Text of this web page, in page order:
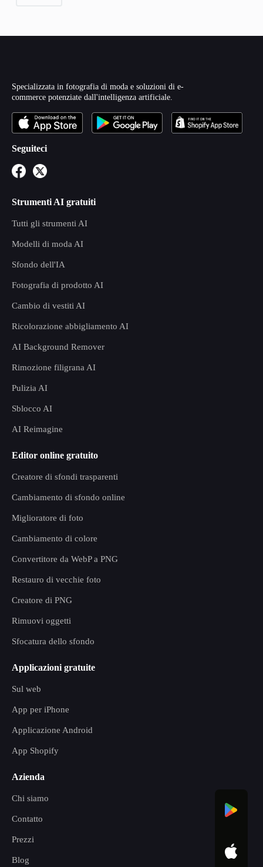
Specializzata in fotografia di moda e soluzioni di e-
commerce potenziate dall'intelligenza artificiale.
Seguiteci
Strumenti AI gratuiti
Tutti gli strumenti AI
Modelli di moda AI
Sfondo dell'IA
Fotografia di prodotto AI
Cambio di vestiti AI
Ricolorazione abbigliamento AI
AI Background Remover
Rimozione filigrana AI
Pulizia AI
Sblocco AI
AI Reimagine
Editor online gratuito
Creatore di sfondi trasparenti
Cambiamento di sfondo online
Miglioratore di foto
Cambiamento di colore
Convertitore da WebP a PNG
Restauro di vecchie foto
Creatore di PNG
Rimuovi oggetti
Sfocatura dello sfondo
Applicazioni gratuite
Sul web
App per iPhone
Applicazione Android
App Shopify
Azienda
Chi siamo
Contatto
Prezzi
Blog